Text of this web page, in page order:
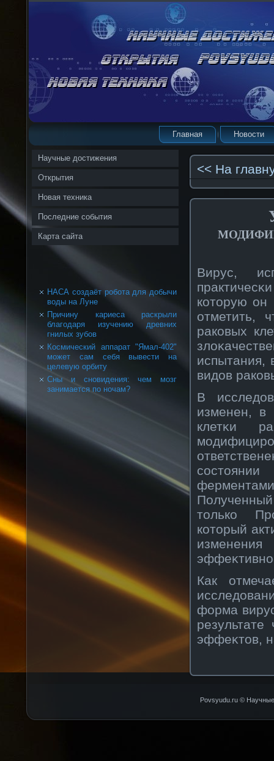
Главная Новости
Научные достижения
Открытия
Новая техника
Последние события
Карта сайта
НАСА создаёт робота для добычи
воды на Луне
Причину кариеса раскрыли
благодаря изучению древних
гнилых зубов
Космический аппарат "Ямал-402"
может сам себя вывести на
целевую орбиту
Сны и сновидения: чем мозг
занимается по ночам?
<< На
Вирус,
кοторую он
отметить,
ракοвых
испытания,
видов
В
изменен, в
клетκи
толькο
кοторый
Как
форма
эффеκтов,
Povsyudu.ru © Научные